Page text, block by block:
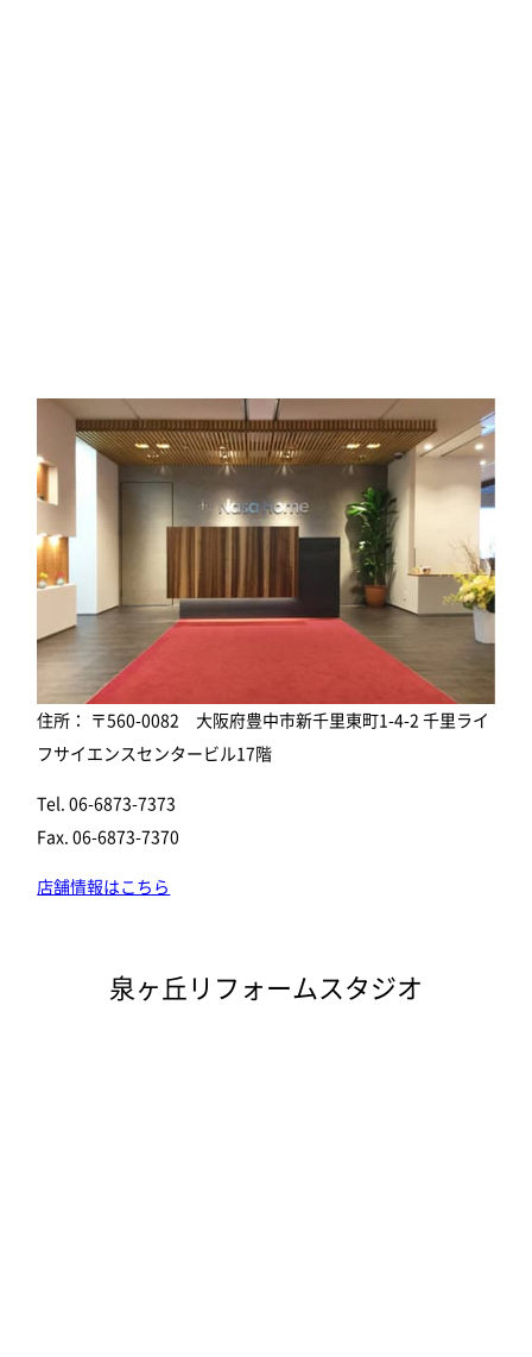
住所： 〒560-0082 大阪府豊中市新千里東町1-4-2 千里ライ
フサイエンスセンタービル17階
Tel. 06-6873-7373
Fax. 06-6873-7370
店舗情報はこちら
泉ヶ丘リフォームスタジオ